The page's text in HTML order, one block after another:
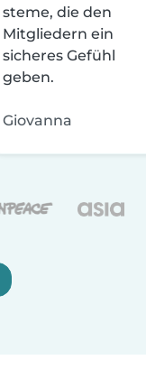
steme, die den
Mitgliedern ein
sicheres Gefühl
geben.
Giovanna